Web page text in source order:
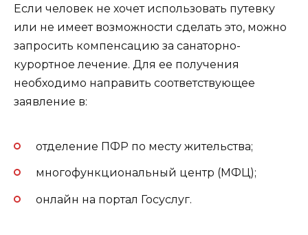
Если человек не хочет использовать путевку
или не имеет возможности сделать это, можно
запросить компенсацию за санаторно-
курортное лечение. Для ее получения
необходимо направить соответствующее
заявление в:
отделение ПФР по месту жительства;
многофункциональный центр (МФЦ);
онлайн на портал Госуслуг.